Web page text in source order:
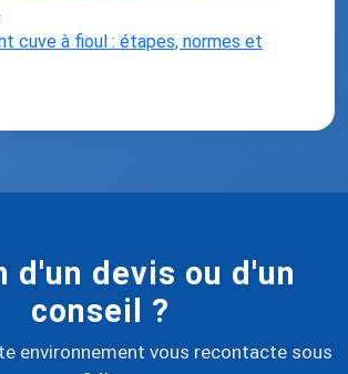
cuve à fioul : étapes, normes et
d'un devis ou d'un
conseil ?
environnement vous recontacte sous